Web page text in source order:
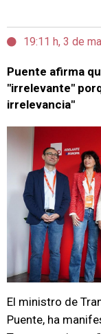
19:11 h, 3 de
Puente afirma
"irrelevante"
irrelevancia"
El ministro de
Puente, ha